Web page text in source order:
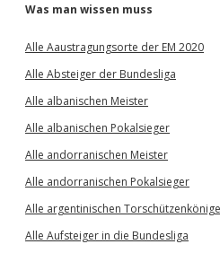
Was man wissen muss
Alle Aaustragungsorte der EM 2020
Alle Absteiger der Bundesliga
Alle albanischen Meister
Alle albanischen Pokalsieger
Alle andorranischen Meister
Alle andorranischen Pokalsieger
Alle argentinischen Torschützenkönige
Alle Aufsteiger in die Bundesliga